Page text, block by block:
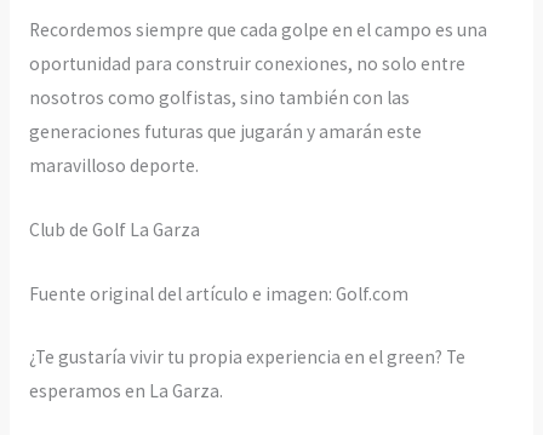
Recordemos siempre que cada golpe en el campo es una
oportunidad para construir conexiones, no solo entre
nosotros como golfistas, sino también con las
generaciones futuras que jugarán y amarán este
maravilloso deporte.
Club de Golf La Garza
Fuente original del artículo e imagen: Golf.com
¿Te gustaría vivir tu propia experiencia en el green? Te
esperamos en La Garza.